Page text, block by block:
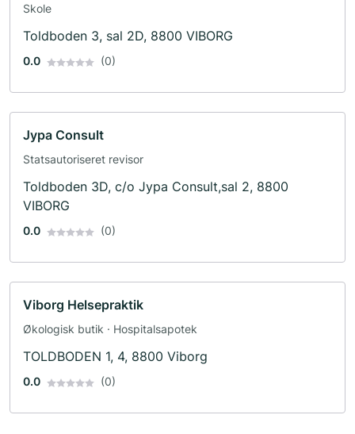
Skole
Toldboden 3, sal 2D, 8800 VIBORG
0.0 (0)
Jypa Consult
Statsautoriseret revisor
Toldboden 3D, c/o Jypa Consult,sal 2, 8800
VIBORG
0.0 (0)
Viborg Helsepraktik
Økologisk butik · Hospitalsapotek
TOLDBODEN 1, 4, 8800 Viborg
0.0 (0)